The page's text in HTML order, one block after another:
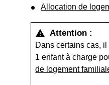
Allocation de
warning Attention :
Dans certains cas,
1 enfant à charge
de logement